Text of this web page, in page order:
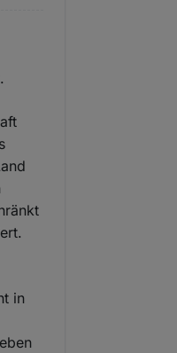
in